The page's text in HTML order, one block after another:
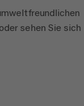
sehen Sie sich